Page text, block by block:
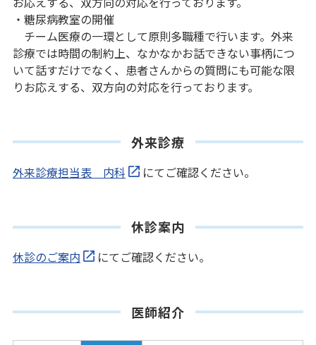
・糖尿病教室の開催
チーム医療の一環として原則多職種で行います。外来
診療では時間の制約上、なかなかお話できない事柄につ
いて話すだけでなく、患者さんからの質問にも可能な限
りお応えする、双方向の対応を行っております。
外来診療
外来診療担当表 内科 にてご確認ください。
休診案内
休診のご案内 にてご確認ください。
医師紹介